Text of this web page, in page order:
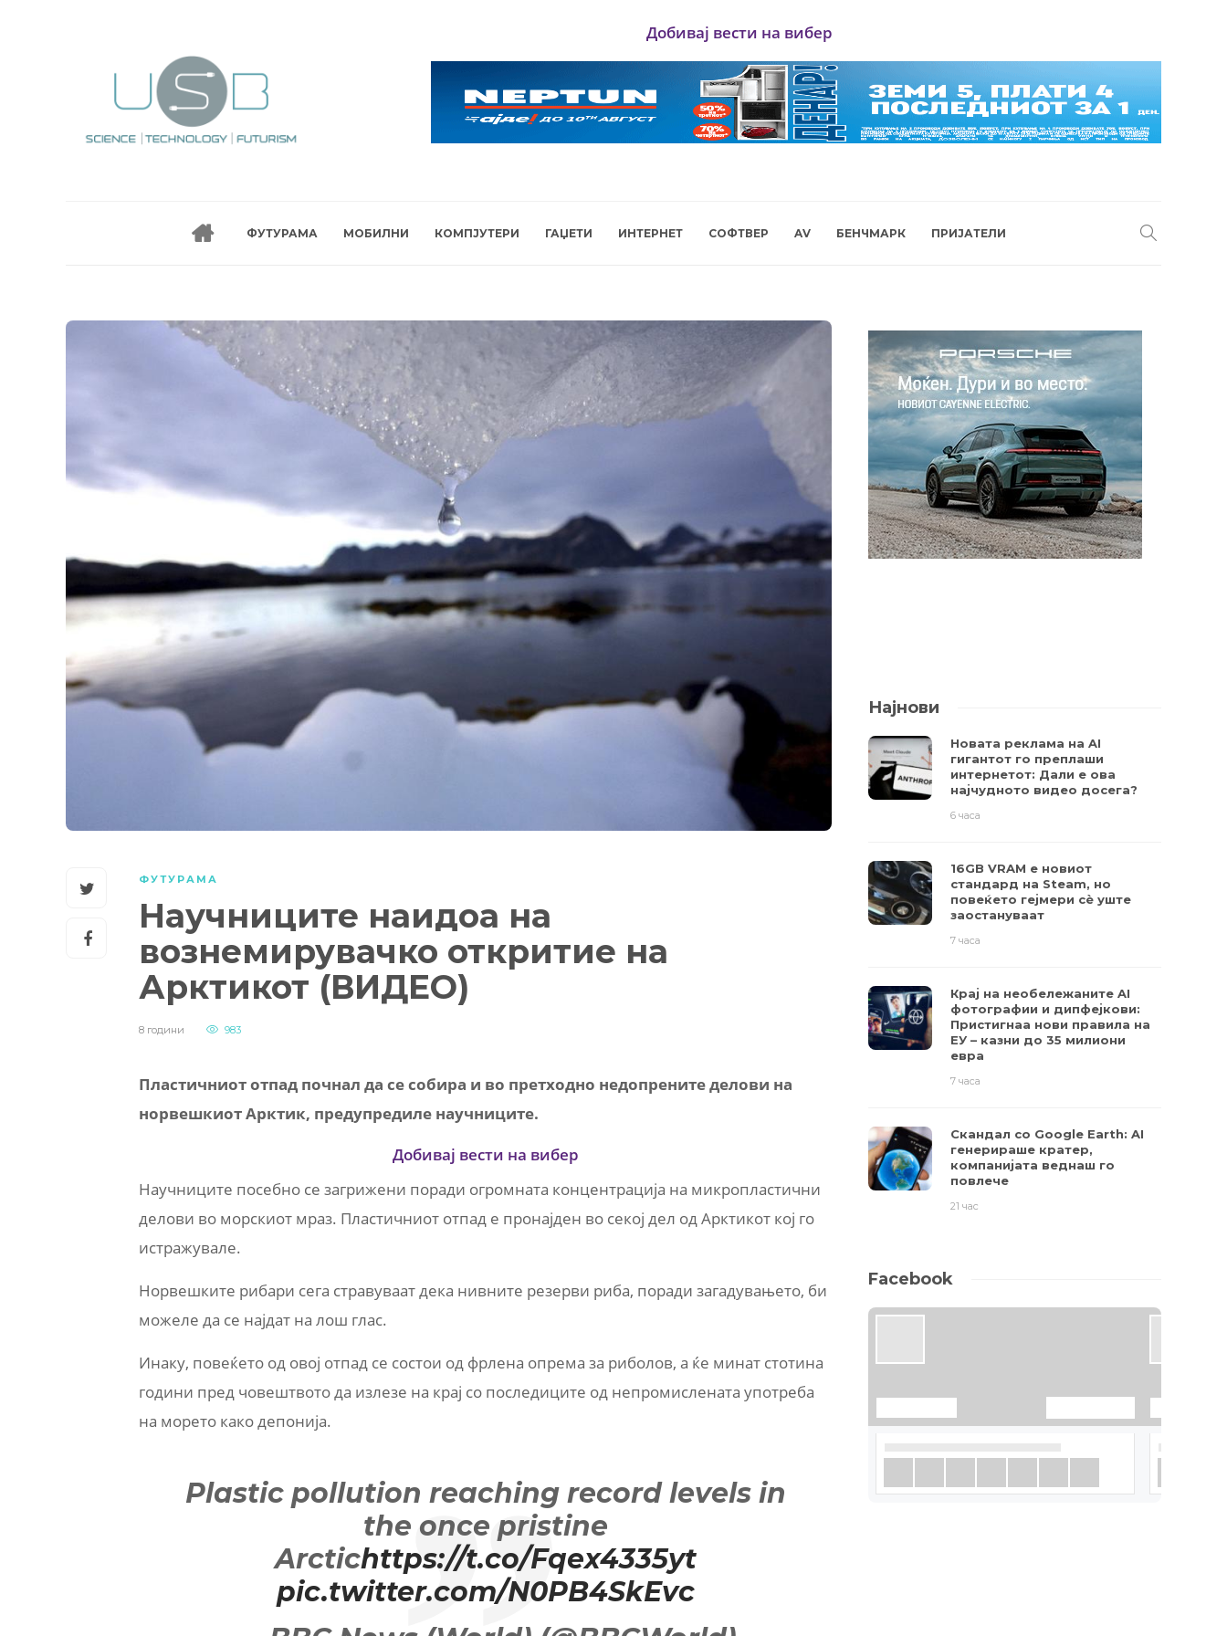
Добивај вести на вибер
ФУТУРАМА МОБИЛНИ КОМПЈУТЕРИ ГАЏЕТИ ИНТЕРНЕТ СОФТВЕР AV БЕНЧМАРК ПРИЈАТЕЛИ
ФУТУРАМА
Научниците наидоа на
вознемирувачко откритие на
Арктикот (ВИДЕО)
8 години 983
Пластичниот отпад почнал да се собира и во претходно недопрените делови на
норвешкиот Арктик, предупредиле научниците.
Добивај вести на вибер
Научниците посебно се загрижени поради огромната концентрација на микропластични
делови во морскиот мраз. Пластичниот отпад е пронајден во секој дел од Арктикот кој го
истражувале.
Норвешките рибари сега стравуваат дека нивните резерви риба, поради загадувањето, би
можеле да се најдат на лош глас.
Инаку, повеќето од овој отпад се состои од фрлена опрема за риболов, а ќе минат стотина
години пред човештвото да излезе на крај со последиците од непромислената употреба
на морето како депонија.
Plastic pollution reaching record levels in
the once pristine
Arctichttps://t.co/Fqex4335yt
pic.twitter.com/N0PB4SkEvc
Најнови
Новата реклама на AI
гигантот го преплаши
интернетот: Дали е ова
најчудното видео досега?
6 часа
16GB VRAM е новиот
стандард на Steam, но
повеќето гејмери ​​сè уште
заостануваат
7 часа
Крај на необележаните AI
фотографии и дипфејкови:
Пристигнаа нови правила на
ЕУ – казни до 35 милиони
евра
7 часа
Скандал со Google Earth: AI
генерираше кратер,
компанијата веднаш го
повлече
21 час
Facebook